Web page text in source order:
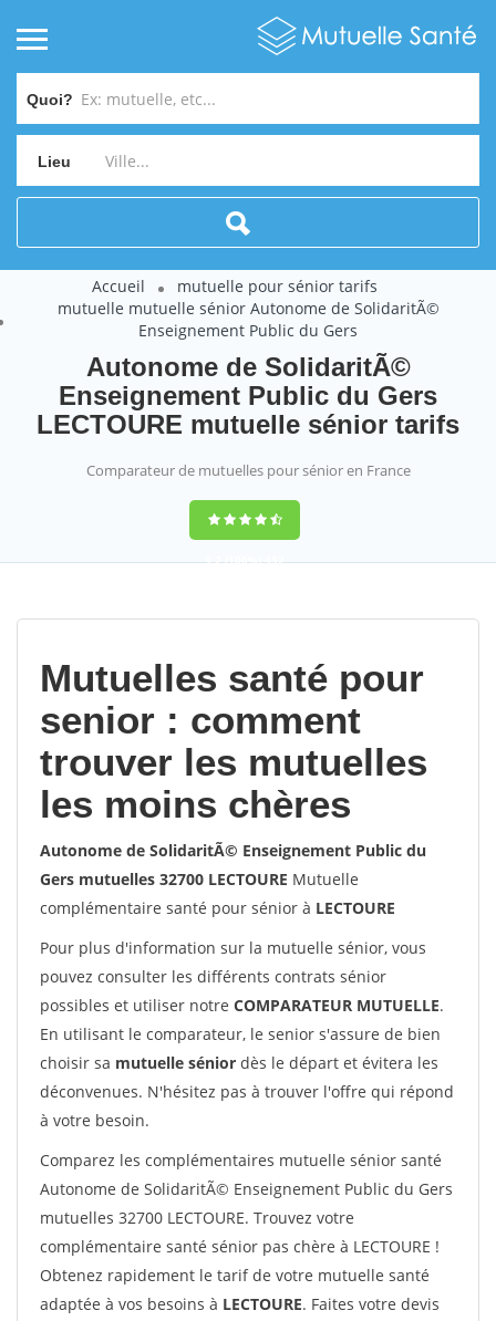
Quoi?
Lieu
Accueil
mutuelle pour sénior tarifs
mutuelle mutuelle sénior Autonome de SolidaritÃ©
Enseignement Public du Gers
Autonome de SolidaritÃ©
Enseignement Public du Gers
LECTOURE mutuelle sénior tarifs
Comparateur de mutuelles pour sénior en France
9,2(100%)452
Mutuelles santé pour
senior : comment
trouver les mutuelles
les moins chères
Autonome de SolidaritÃ© Enseignement Public du
Gers mutuelles 32700 LECTOURE Mutuelle
complémentaire santé pour sénior à LECTOURE
Pour plus d'information sur la mutuelle sénior, vous
pouvez consulter les différents contrats sénior
possibles et utiliser notre COMPARATEUR MUTUELLE.
En utilisant le comparateur, le senior s'assure de bien
choisir sa mutuelle sénior dès le départ et évitera les
déconvenues. N'hésitez pas à trouver l'offre qui répond
à votre besoin.
Comparez les complémentaires mutuelle sénior santé
Autonome de SolidaritÃ© Enseignement Public du Gers
mutuelles 32700 LECTOURE. Trouvez votre
complémentaire santé sénior pas chère à LECTOURE !
Obtenez rapidement le tarif de votre mutuelle santé
adaptée à vos besoins à LECTOURE. Faites votre devis